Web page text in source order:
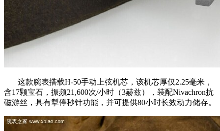
这款腕表搭载H-50手动上弦机芯，该机芯厚仅2.25毫米，
含17颗宝石，振频21,600次/小时（3赫兹），装配Nivachron抗
磁游丝，具有掣停秒针功能，并可提供80小时长效动力储存。